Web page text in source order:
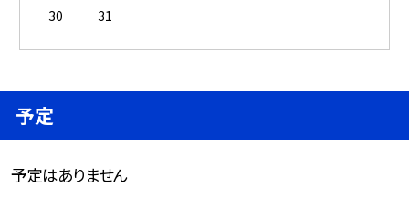
30
31
予定
予定はありません